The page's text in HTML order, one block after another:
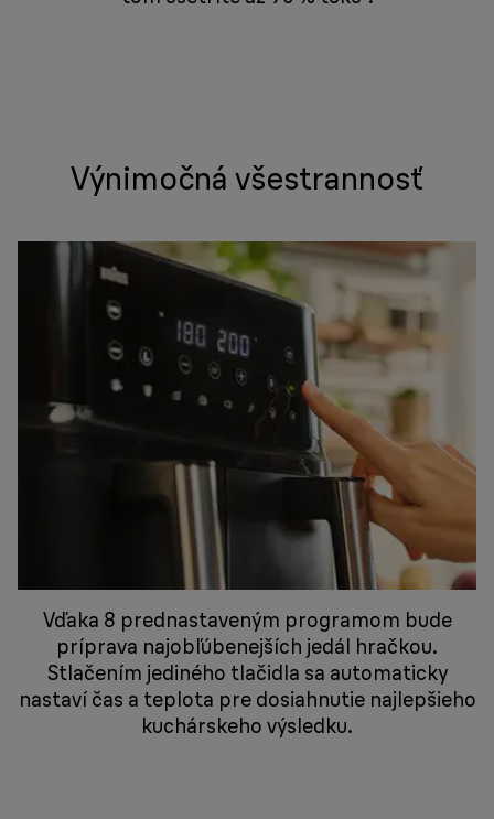
Výnimočná všestrannosť
Vďaka 8 prednastaveným programom bude
príprava najobľúbenejších jedál hračkou.
Stlačením jediného tlačidla sa automaticky
nastaví čas a teplota pre dosiahnutie najlepšieho
kuchárskeho výsledku.